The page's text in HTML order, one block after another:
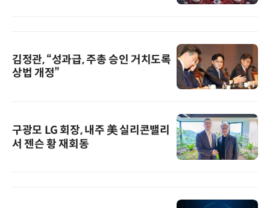
김정관, “성과급, 주총 승인 거치도록
상법 개정”
구광모 LG 회장, 내주 美 실리콘밸리
서 젠슨 황 재회동